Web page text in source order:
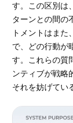
す。この区別は
ターンとの間の
トメントはま
で、どの行動が
す。これらの質
ンティブが戦略
それを妨げてい